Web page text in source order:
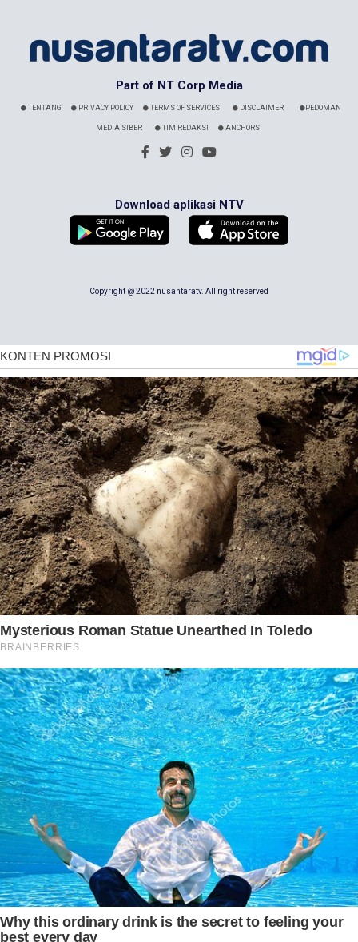
Part of NT Corp Media
TENTANG PRIVACY POLICY TERMS OF SERVICES DISCLAIMER PEDOMAN
MEDIA SIBER TIM REDAKSI ANCHORS
Download aplikasi NTV
Copyright @ 2022 nusantaratv. All right reserved